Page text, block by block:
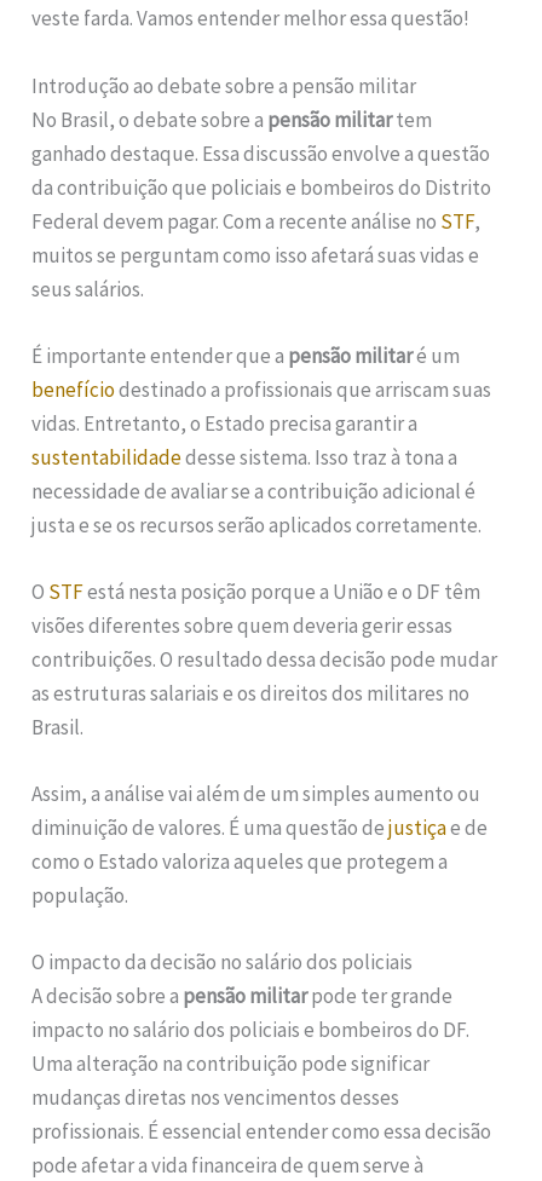
veste farda. Vamos entender melhor essa questão!
Introdução ao debate sobre a pensão militar
No Brasil, o debate sobre a pensão militartem
ganhado destaque. Essa discussão envolve a questão
da contribuição que policiais e bombeiros do Distrito
Federal devem pagar. Com a recente análise no STF,
muitos se perguntam como isso afetará suas vidas e
seus salários.
É importante entender que a pensão militaré um
benefíciodestinado a profissionais que arriscam suas
vidas. Entretanto, o Estado precisa garantir a
sustentabilidadedesse sistema. Isso traz à tona a
necessidade de avaliar se a contribuição adicional é
justa e se os recursos serão aplicados corretamente.
O STFestá nesta posição porque a União e o DF têm
visões diferentes sobre quem deveria gerir essas
contribuições. O resultado dessa decisão pode mudar
as estruturas salariais e os direitos dos militares no
Brasil.
Assim, a análise vai além de um simples aumento ou
diminuição de valores. É uma questão dejustiçae de
como o Estado valoriza aqueles que protegem a
população.
O impacto da decisão no salário dos policiais
A decisão sobre a pensão militarpode ter grande
impacto no salário dos policiais e bombeiros do DF.
Uma alteração na contribuição pode significar
mudanças diretas nos vencimentos desses
profissionais. É essencial entender como essa decisão
pode afetar a vida financeira de quem serve à